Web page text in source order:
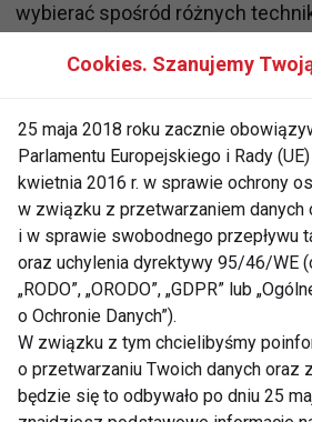
wybierać spośród różnych
nowoczesne,taniec brzucha,
dla siebie. Coś co sprawi wam
odpręży i wpłynie pozytywnie na
psychiczne. Jednocześnie
rodzinnych i towarzyskich
na parkiecie.
www.taniec.fit.pl
Cookies. Szanujemy
25 maja 2018 roku zacznie
Parlamentu Europejskiego i Rady
kwietnia 2016 r. w sprawie ochrony
w związku z przetwarzaniem danych
i w sprawie swobodnego przepływu
oraz uchylenia dyrektywy 95/46/WE
„RODO”, „ORODO”, „GDPR” lub
o Ochronie Danych”).
W związku z tym chcielibyśmy
o przetwarzaniu Twoich danych oraz
będzie się to odbywało po dniu 25